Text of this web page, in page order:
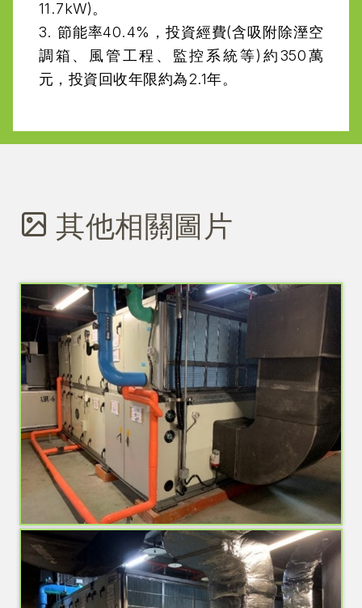
11.7kW)。
3. 節能率40.4%，投資經費(含吸附除溼空
調箱、風管工程、監控系統等)約350萬
元，投資回收年限約為2.1年。
其他相關圖片